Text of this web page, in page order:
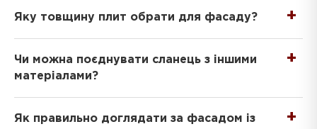
Яку товщину плит обрати для фасаду?
Чи можна поєднувати сланець з іншими
матеріалами?
Як правильно доглядати за фасадом із